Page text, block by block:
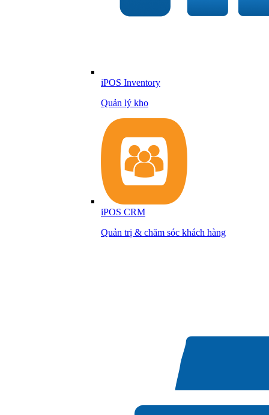
iPOS Inventory
Quản lý kho
iPOS CRM
Quản trị & chăm sóc khách hàng